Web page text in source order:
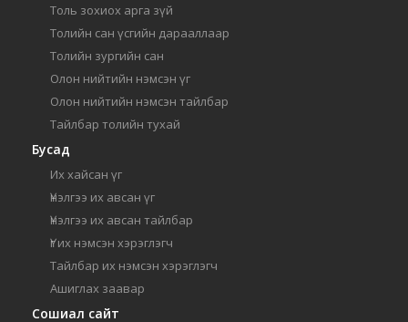
Толь зохиох арга зүй
Толийн сан үсгийн дарааллаар
Толийн зургийн сан
Олон нийтийн нэмсэн үг
Олон нийтийн нэмсэн тайлбар
Тайлбар толийн тухай
Бусад
Их хайсан үг
Үнэлгээ их авсан үг
Үнэлгээ их авсан тайлбар
Үг их нэмсэн хэрэглэгч
Тайлбар их нэмсэн хэрэглэгч
Ашиглах заавар
Сошиал сайт